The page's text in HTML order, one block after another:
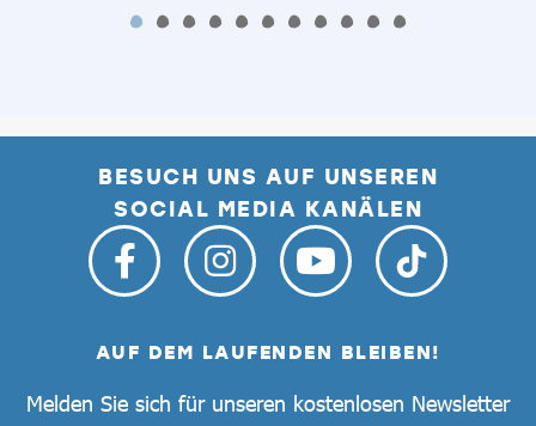
BESUCH UNS AUF UNSEREN
SOCIAL MEDIA KANÄLEN
AUF DEM LAUFENDEN BLEIBEN!
Melden Sie sich für unseren kostenlosen Newsletter